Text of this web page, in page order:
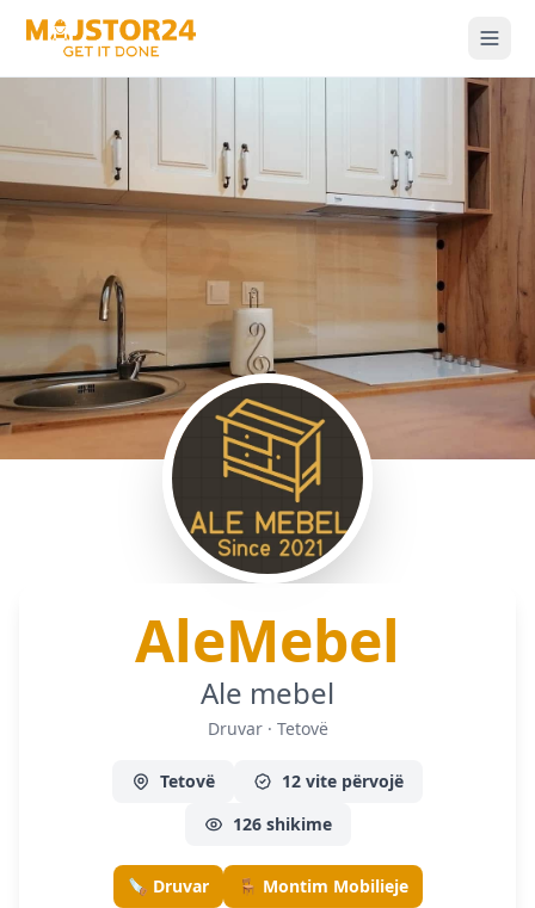
AleMebel
Ale mebel
Druvar · Tetovë
Tetovë
12 vite përvojë
126 shikime
🪚 Druvar 🪑 Montim Mobilieje